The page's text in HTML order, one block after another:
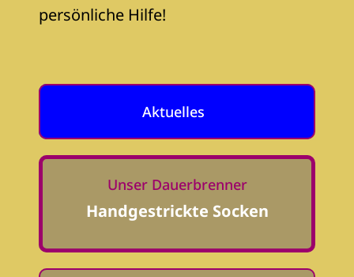
persönliche Hilfe!
Aktuelles
Unser Dauerbrenner
Handgestrickte Socken